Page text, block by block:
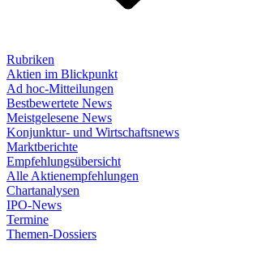
Rubriken
Aktien im Blickpunkt
Ad hoc-Mitteilungen
Bestbewertete News
Meistgelesene News
Konjunktur- und Wirtschaftsnews
Marktberichte
Empfehlungsübersicht
Alle Aktienempfehlungen
Chartanalysen
IPO-News
Termine
Themen-Dossiers